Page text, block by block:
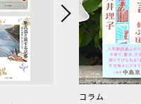
コラム